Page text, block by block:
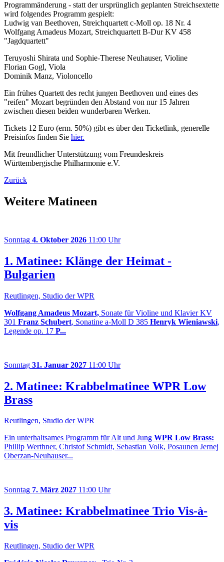
Programmänderung - statt der ursprünglich geplanten Streichsextette
wird folgendes Programm gespielt:
Ludwig van Beethoven, Streichquartett c-Moll op. 18 Nr. 4
Wolfgang Amadeus Mozart, Streichquartett B-Dur KV 458
"Jagdquartett"
Teruyoshi Shirata und Sophie-Therese Neuhauser, Violine
Florian Gogl, Viola
Dominik Manz, Violoncello
Ein frühes Quartett des recht jungen Beethoven und eines des
"reifen" Mozart begründen den Abstand von nur 15 Jahren
zwischen diesen beiden wunderbaren Werken.
Tickets 12 Euro (erm. 50%) gibt es über den Ticketlink, generelle
Preisinfos finden Sie hier.
Mit freundlicher Unterstützung vom Freundeskreis
Württembergische Philharmonie e.V.
Zurück
Weitere Matineen
Sonntag 4. Oktober 2026 11:00 Uhr
1. Matinee: Klänge der Heimat -
Bulgarien
Reutlingen, Studio der WPR
Wolfgang Amadeus Mozart, Sonate für Violine und Klavier KV
301 Franz Schubert, Sonatine a-Moll D 385 Henryk Wieniawski,
Legende op. 17 P...
Sonntag 31. Januar 2027 11:00 Uhr
2. Matinee: Krabbelmatinee WPR Low
Brass
Reutlingen, Studio der WPR
Ein unterhaltsames Programm für Alt und Jung WPR Low Brass:
Phillip Werthner, Christof Schmidt, Sebastian Volk, Posaunen Jernej
Oberzan-Neuhauser...
Sonntag 7. März 2027 11:00 Uhr
3. Matinee: Krabbelmatinee Trio Vis-à-
vis
Reutlingen, Studio der WPR